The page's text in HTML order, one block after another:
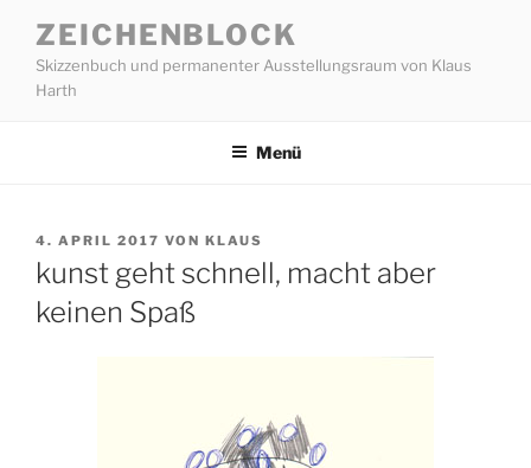
Inhalt
springen
ZEICHENBLOCK
Skizzenbuch und permanenter Ausstellungsraum von Klaus
Harth
Menü
VERÖFFENTLICHT
AM
4. APRIL 2017 VON KLAUS
kunst geht schnell, macht aber
keinen Spaß